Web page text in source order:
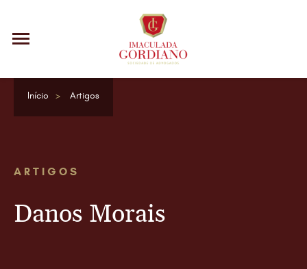
Início Artigos
ARTIGOS
Danos Morais